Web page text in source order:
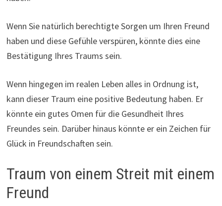
Wenn Sie natürlich berechtigte Sorgen um Ihren Freund
haben und diese Gefühle verspüren, könnte dies eine
Bestätigung Ihres Traums sein.
Wenn hingegen im realen Leben alles in Ordnung ist,
kann dieser Traum eine positive Bedeutung haben. Er
könnte ein gutes Omen für die Gesundheit Ihres
Freundes sein. Darüber hinaus könnte er ein Zeichen für
Glück in Freundschaften sein.
Traum von einem Streit mit einem
Freund